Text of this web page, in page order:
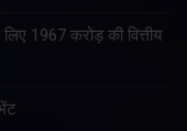
1967 करोड़ की वित्तीय